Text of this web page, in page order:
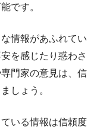
です。
情報があふれてい
を感じたり惑わさ
門家の意見は、信
しょう。
いる情報は信頼度